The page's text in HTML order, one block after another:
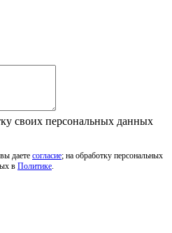
своих персональных данных
даете согласие; на обработку персональных
в Политике.